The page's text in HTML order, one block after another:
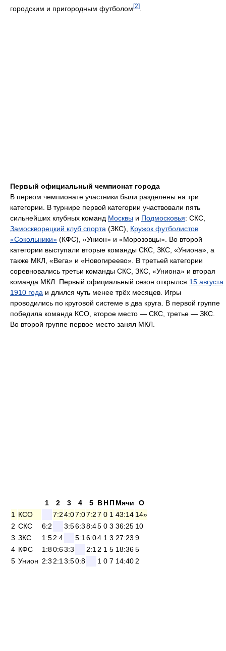
городским и пригородным футболом [2]
Первый официальный чемпионат города
В первом чемпионате участники были разделены на три
категории. В турнире первой категории участвовали пять
сильнейших клубных команд Москвы и Подмосковья: СКС,
Замоскворецкий клуб спорта (ЗКС), Кружок футболистов
«Сокольники» (КФС), «Унион» и «Морозовцы». Во второй
категории выступали вторые команды CКС, ЗКС, «Униона», а
также МКЛ, «Вега» и «Новогиреево». В третьей категории
соревновались третьи команды CКС, ЗКС, «Униона» и вторая
команда МКЛ. Первый официальный сезон открылся 15 августа
1910 года и длился чуть менее трёх месяцев. Игры
проводились по круговой системе в два круга. В первой группе
победила команда КСО, второе место — СКС, третье — ЗКС.
Во второй группе первое место занял МКЛ.
1 2 3 4 5 ВНПМячи
О
1
КСО 7:24:07:07:27 0 1 43:14 14»
2 СКС 6:2 3:56:38:45 0 3 36:25 10
3 ЗКС 1:52:4 5:1 6:04 1 3 27:23 9
4 КФС 1:80:63:3 2:1 2 1 5 18:365
5 Унион 2:3 2:1 3:50:8 1 0 7 14:40 2